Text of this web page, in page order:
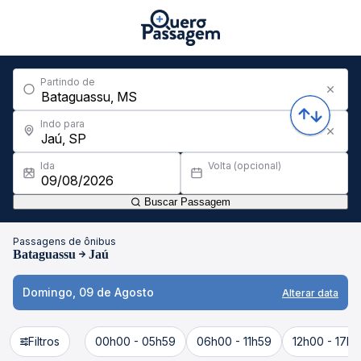
Partindo de
Indo para
Ida Volta (opcional)
Buscar Passagem
Passagens de ônibus
Bataguassu Jaú
Domingo, 09 de Agosto Alterar data
Filtros 00h00 - 05h59 06h00 - 11h59 12h00 -